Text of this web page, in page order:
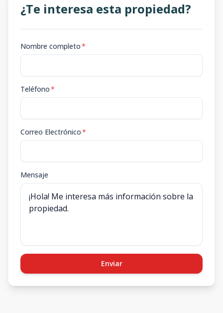
¿Te interesa esta propiedad?
Nombre completo*
Teléfono*
Correo Electrónico*
Mensaje
Enviar